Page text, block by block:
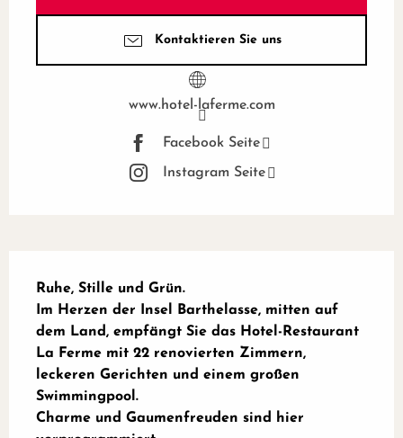
Kontaktieren Sie uns
www.hotel-laferme.com
Facebook Seite
Instagram Seite
Ruhe, Stille und Grün.
Im Herzen der Insel Barthelasse, mitten auf
dem Land, empfängt Sie das Hotel-Restaurant
La Ferme mit 22 renovierten Zimmern,
leckeren Gerichten und einem großen
Swimmingpool.
Charme und Gaumenfreuden sind hier